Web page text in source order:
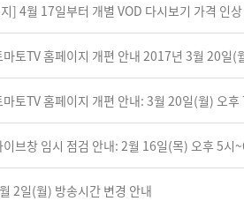
] 4월 17일부터 개별 VOD 다시보기 가격 인상
토TV 홈페이지 개편 안내 2017년 3월 20일(
토TV 홈페이지 개편 안내: 3월 20일(월) 오
브창 임시 점검 안내: 2월 16일(목) 오후 5시
2일(월) 방송시간 변경 안내